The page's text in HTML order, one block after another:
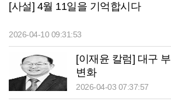
[사설] 4월 11일을 기억합시다
2026-04-10 09:31:53
[이재윤 칼럼] 대구
변화
2026-04-03 07:37:57